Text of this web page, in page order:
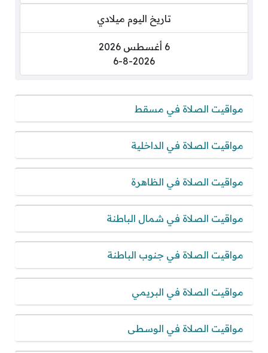
تاريخ اليوم ميلادي
6 أغسطس 2026
6-8-2026
مواقيت الصلاة في مسقط
مواقيت الصلاة في الداخلية
مواقيت الصلاة في الظاهرة
مواقيت الصلاة في شمال الباطنة
مواقيت الصلاة في جنوب الباطنة
مواقيت الصلاة في البريمي
مواقيت الصلاة في الوسطى